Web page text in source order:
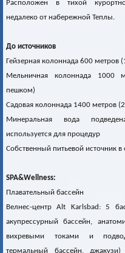
Расположен в тихой
недалеко от набережной Теплы.
До источников
Гейзерная колоннада 600 метров
Мельничная колоннада 1000
пешком)
Садовая колоннада 1400 метров
Минеральная вода
используется для процедур
Собственный питьевой источник
SPA&Wellness:
Плавательный бассейн
Велнес-центр Alt Karlsbad: 5
акупрессурный бассейн,
вихревыми токами и
термальный бассейн,